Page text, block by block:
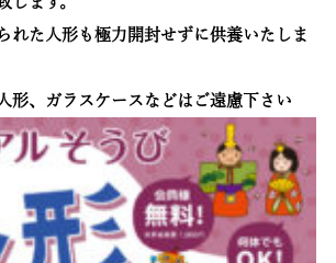
れた人形も極力開封せずに供養いたしま
形、ガラスケースなどはご遠慮下さい